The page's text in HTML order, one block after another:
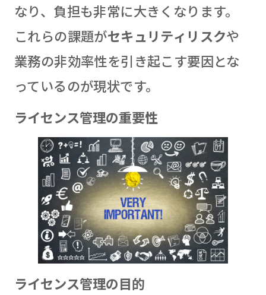
なり、負担も非常に大きくなります。
これらの課題がセキュリティリスクや
業務の非効率性を引き起こす要因とな
っているのが現状です。
ライセンス管理の重要性
ライセンス管理の目的